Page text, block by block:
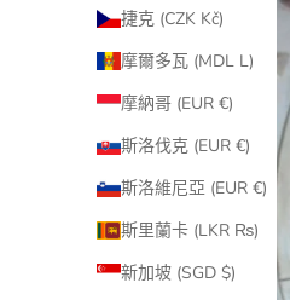
捷克 (CZK Kč)
摩爾多瓦 (MDL L)
摩納哥 (EUR €)
斯洛伐克 (EUR €)
斯洛維尼亞 (EUR €)
斯里蘭卡 (LKR ₨)
新加坡 (SGD $)